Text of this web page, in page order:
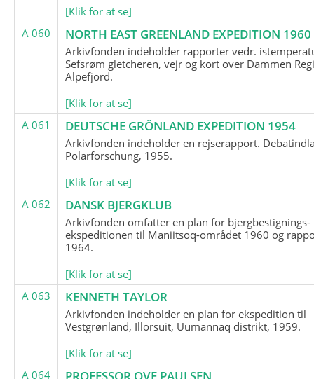
[Klik for at se]
A 060
NORTH EAST GREENLAND EXPEDITION 1960
Arkivfonden indeholder rapporter vedr.
Sefsrøm gletcheren, vejr og kort over Dammen
Alpefjord.
[Klik for at se]
A 061
DEUTSCHE GRÖNLAND EXPEDITION 1954
Arkivfonden indeholder en rejserapport.
Polarforschung, 1955.
[Klik for at se]
A 062
DANSK BJERGKLUB
Arkivfonden omfatter en plan for bjergbestignings-
ekspeditionen til Maniitsoq-området 1960 og
1964.
[Klik for at se]
A 063
KENNETH TAYLOR
Arkivfonden indeholder en plan for ekspedition til
Vestgrønland, Illorsuit, Uumannaq distrikt, 1959.
[Klik for at se]
A 064
PROFESSOR OVE PAULSEN